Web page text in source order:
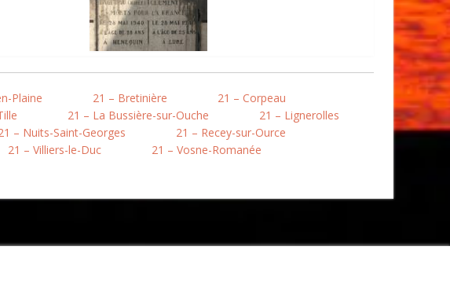
Plaine 21 – Bretinière
21 – Corpeau
21 – La Bussière-sur-Ouche
21 – Lignerolles
– Nuits-Saint-Georges
21 – Recey-sur-Ource
21 – Villiers-le-Duc 21 – Vosne-Romanée